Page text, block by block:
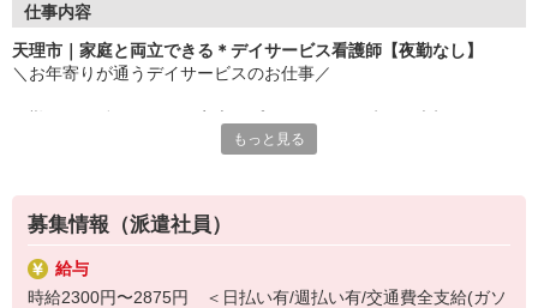
仕事内容
天理市｜家庭と両立できる＊デイサービス看護師【夜勤なし】
＼お年寄りが通うデイサービスのお仕事／
ら自分のペースで働ける環境です◎
・バイタルチェック
・健康相談
・服薬管理
・看護記録の作成 など
もっと見る
募集情報（派遣社員）
給与
時給2300円〜2875円 ＜日払い有/週払い有/交通費全支給(ガソ